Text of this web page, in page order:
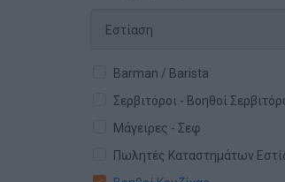
Barman / Barista
Σερβιτόροι - Βοηθοί
Μάγειρες - Σεφ
Πωλητές Καταστημάτων